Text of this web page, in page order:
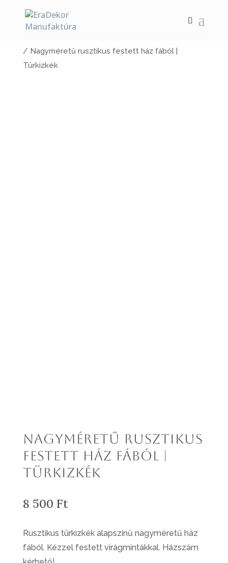
/ Nagyméretű rusztikus festett ház fából |
Türkizkék
Nagyméretű rusztikus
festett ház fából |
Türkizkék
8 500 Ft
Rusztikus türkizkék alapszínű nagyméretű ház
fából. Kézzel festett virágmintákkal. Házszám